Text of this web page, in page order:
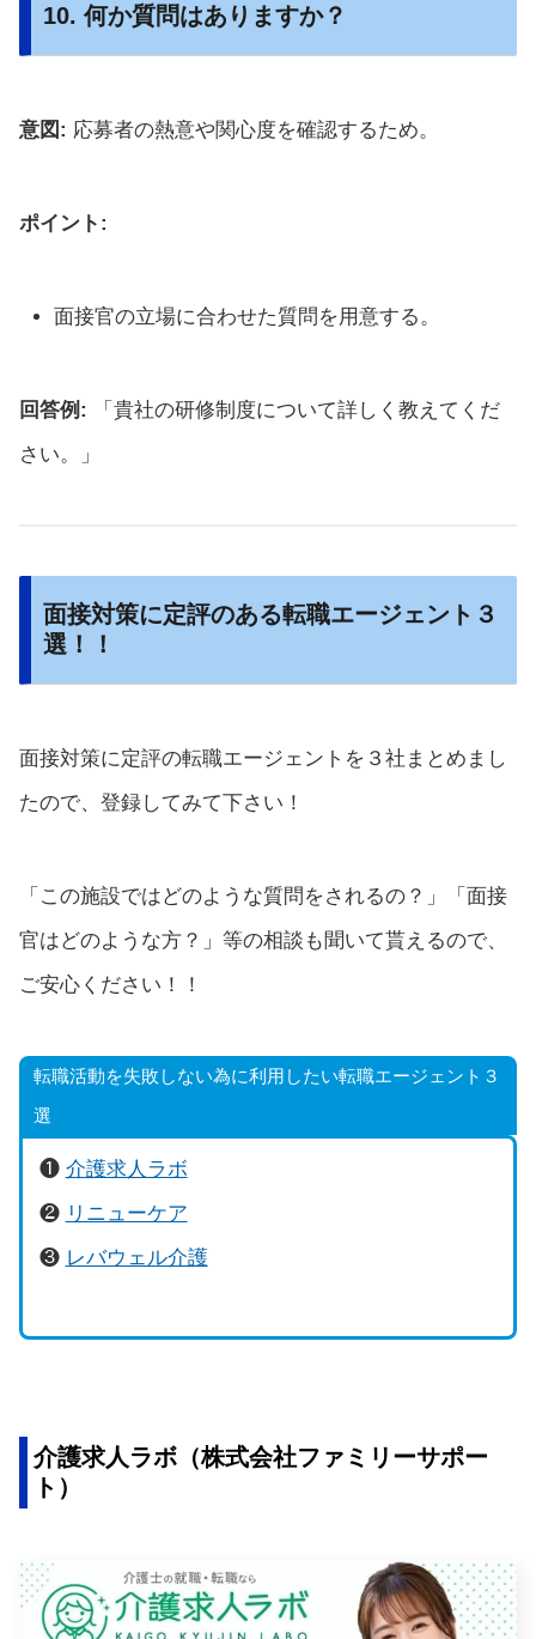
10. 何か質問はありますか？
意図: 応募者の熱意や関心度を確認するため。
ポイント:
面接官の立場に合わせた質問を用意する。
回答例:
「貴社の研修制度について詳しく教えてくだ
さい。」
面接対策に定評のある転職エージェント３
選！！
面接対策に定評の転職エージェントを３社まとめまし
たので、登録してみて下さい！
「この施設ではどのような質問をされるの？」「面接
官はどのような方？」等の相談も聞いて貰えるので、
ご安心ください！！
転職活動を失敗しない為に利用したい転職エージェント３
選
❶ 介護求人ラボ
❷ リニューケア
❸ レバウェル介護
介護求人ラボ（株式会社ファミリーサポー
ト）